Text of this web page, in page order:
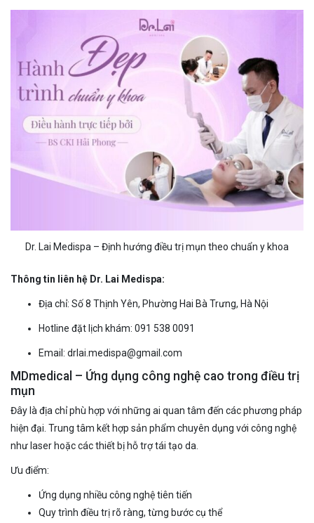
Dr. Lai Medispa – Định hướng điều trị mụn theo chuẩn y khoa
Thông tin liên hệ Dr. Lai Medispa:
Địa chỉ: Số 8 Thịnh Yên, Phường Hai Bà Trưng, Hà Nội
Hotline đặt lịch khám: 091 538 0091
Email: drlai.medispa@gmail.com
MDmedical – Ứng dụng công nghệ cao trong điều trị
mụn
Đây là địa chỉ phù hợp với những ai quan tâm đến các phương pháp
hiện đại. Trung tâm kết hợp sản phẩm chuyên dụng với công nghệ
như laser hoặc các thiết bị hỗ trợ tái tạo da.
Ưu điểm:
Ứng dụng nhiều công nghệ tiên tiến
Quy trình điều trị rõ ràng, từng bước cụ thể